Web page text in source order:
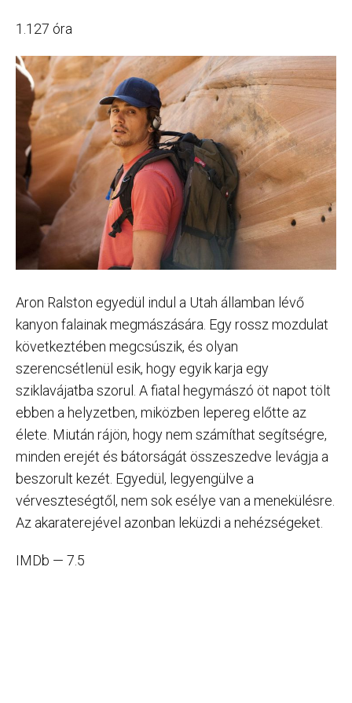
1.127 óra
Aron Ralston egyedül indul a Utah államban lévő
kanyon falainak megmászására. Egy rossz mozdulat
következtében megcsúszik, és olyan
szerencsétlenül esik, hogy egyik karja egy
sziklavájatba szorul. A fiatal hegymászó öt napot tölt
ebben a helyzetben, miközben lepereg előtte az
élete. Miután rájön, hogy nem számíthat segítségre,
minden erejét és bátorságát összeszedve levágja a
beszorult kezét. Egyedül, legyengülve a
vérveszteségtől, nem sok esélye van a menekülésre.
Az akaraterejével azonban leküzdi a nehézségeket.
IMDb — 7.5